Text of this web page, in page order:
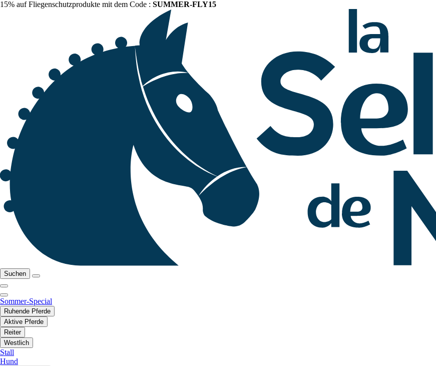
15% auf Fliegenschutzprodukte mit dem Code : SUMMER-FLY15
Suchen
Sommer-Special
Ruhende Pferde
Aktive Pferde
Reiter
Westlich
Stall
Hund